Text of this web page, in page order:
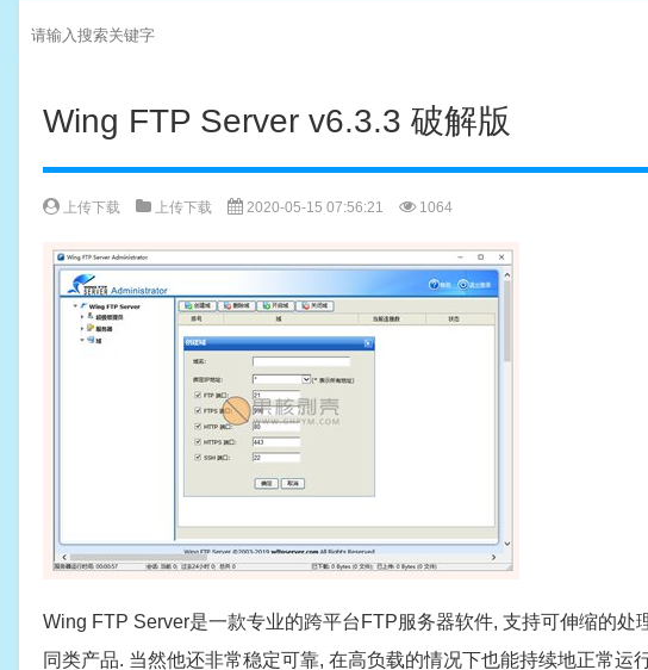
Wing FTP Server v6.3.3 破解版
上传下载 上传下载 2020-05-15 07:56:21 1064
Wing FTP Server是一款专业的跨平台FTP服务器软件, 支持可伸缩的
同类产品. 当然他还非常稳定可靠, 在高负载的情况下也能持续地正常